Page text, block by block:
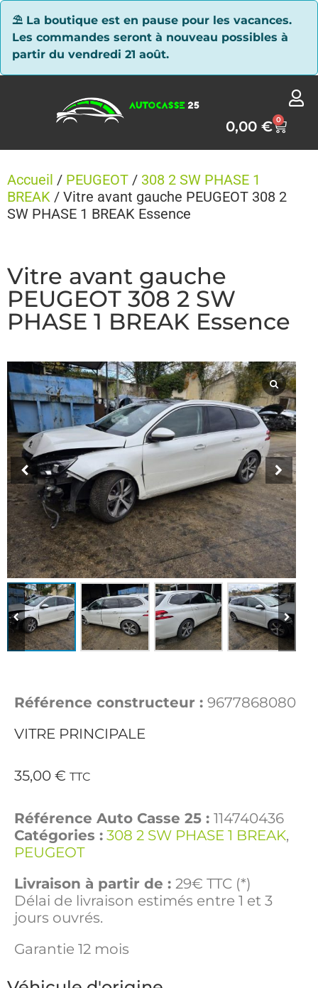
⛱ La boutique est en pause pour les vacances.
Les commandes seront à nouveau possibles à
partir du vendredi 21 août.
0,00€ 0
Accueil / PEUGEOT / 308 2 SW PHASE 1
BREAK / Vitre avant gauche PEUGEOT 308 2
SW PHASE 1 BREAK Essence
Vitre avant gauche
PEUGEOT 308 2 SW
PHASE 1 BREAK Essence
Référence constructeur : 9677868080
VITRE PRINCIPALE
35,00 € TTC
Référence Auto Casse 25 : 114740436
Catégories : 308 2 SW PHASE 1 BREAK,
PEUGEOT
Livraison à partir de : 29€ TTC (*)
Délai de livraison estimés entre 1 et 3
jours ouvrés.
Garantie 12 mois
Panneau de gestion des cookies